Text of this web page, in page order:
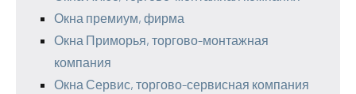
Окна премиум, фирма
Окна Приморья, торгово-монтажная
компания
Окна Сервис, торгово-сервисная компания